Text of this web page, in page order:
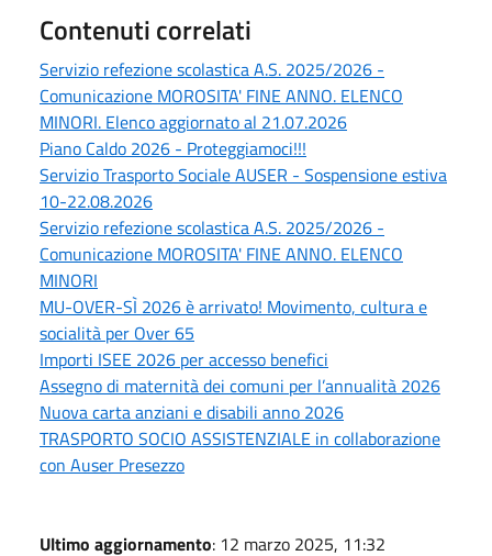
Contenuti correlati
Servizio refezione scolastica A.S. 2025/2026 -
Comunicazione MOROSITA' FINE ANNO. ELENCO
MINORI. Elenco aggiornato al 21.07.2026
Piano Caldo 2026 - Proteggiamoci!!!
Servizio Trasporto Sociale AUSER - Sospensione estiva
10-22.08.2026
Servizio refezione scolastica A.S. 2025/2026 -
Comunicazione MOROSITA' FINE ANNO. ELENCO
MINORI
MU-OVER-SÌ 2026 è arrivato! Movimento, cultura e
socialità per Over 65
Importi ISEE 2026 per accesso benefici
Assegno di maternità dei comuni per l’annualità 2026
Nuova carta anziani e disabili anno 2026
TRASPORTO SOCIO ASSISTENZIALE in collaborazione
con Auser Presezzo
Ultimo aggiornamento: 12 marzo 2025, 11:32